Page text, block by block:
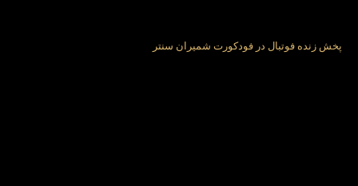
پخش زنده فوتبال در فودکورت شمیران سنتر